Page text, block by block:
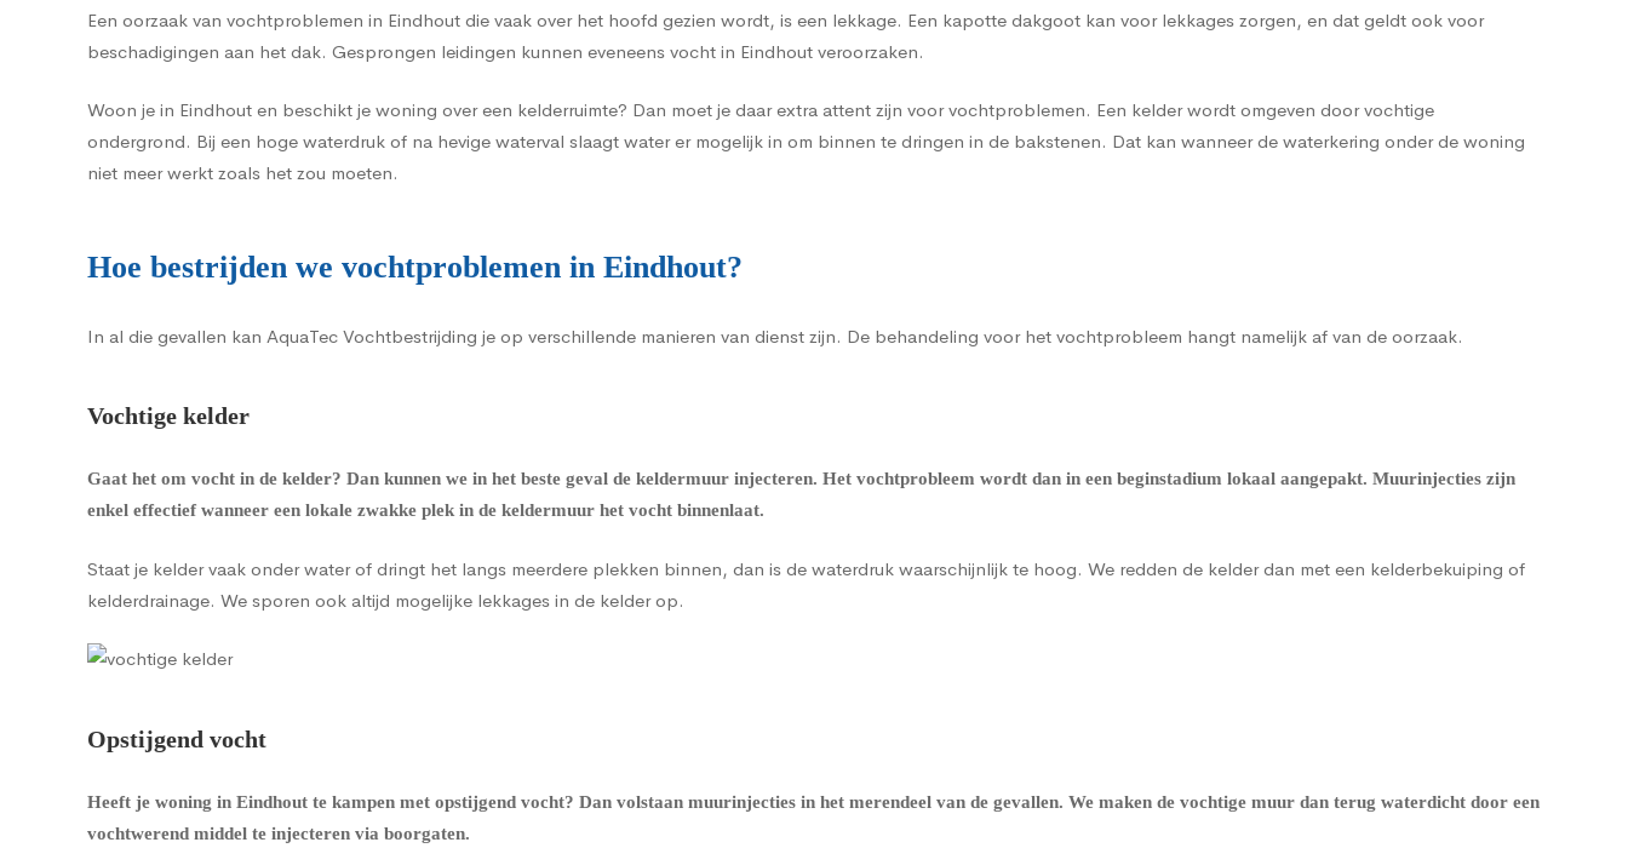
Een oorzaak van vochtproblemen in Eindhout die vaak over het hoofd gezien wordt, is een lekkage. Een kapotte dakgoot kan voor lekkages zorgen, en dat geldt ook voor
beschadigingen aan het dak. Gesprongen leidingen kunnen eveneens vocht in Eindhout veroorzaken.
Woon je in Eindhout en beschikt je woning over een kelderruimte? Dan moet je daar extra attent zijn voor vochtproblemen. Een kelder wordt omgeven door vochtige
ondergrond. Bij een hoge waterdruk of na hevige waterval slaagt water er mogelijk in om binnen te dringen in de bakstenen. Dat kan wanneer de waterkering onder de woning
niet meer werkt zoals het zou moeten.
Hoe bestrijden we vochtproblemen in Eindhout?
In al die gevallen kan AquaTec Vochtbestrijding je op verschillende manieren van dienst zijn. De behandeling voor het vochtprobleem hangt namelijk af van de oorzaak.
Vochtige kelder
Gaat het om vocht in de kelder? Dan kunnen we in het beste geval de keldermuur injecteren. Het vochtprobleem wordt dan in een beginstadium lokaal aangepakt. Muurinjecties zijn
enkel effectief wanneer een lokale zwakke plek in de keldermuur het vocht binnenlaat.
Staat je kelder vaak onder water of dringt het langs meerdere plekken binnen, dan is de waterdruk waarschijnlijk te hoog. We redden de kelder dan met een kelderbekuiping of
kelderdrainage. We sporen ook altijd mogelijke lekkages in de kelder op.
Opstijgend vocht
Heeft je woning in Eindhout te kampen met opstijgend vocht? Dan volstaan muurinjecties in het merendeel van de gevallen. We maken de vochtige muur dan terug waterdicht door een
vochtwerend middel te injecteren via boorgaten.